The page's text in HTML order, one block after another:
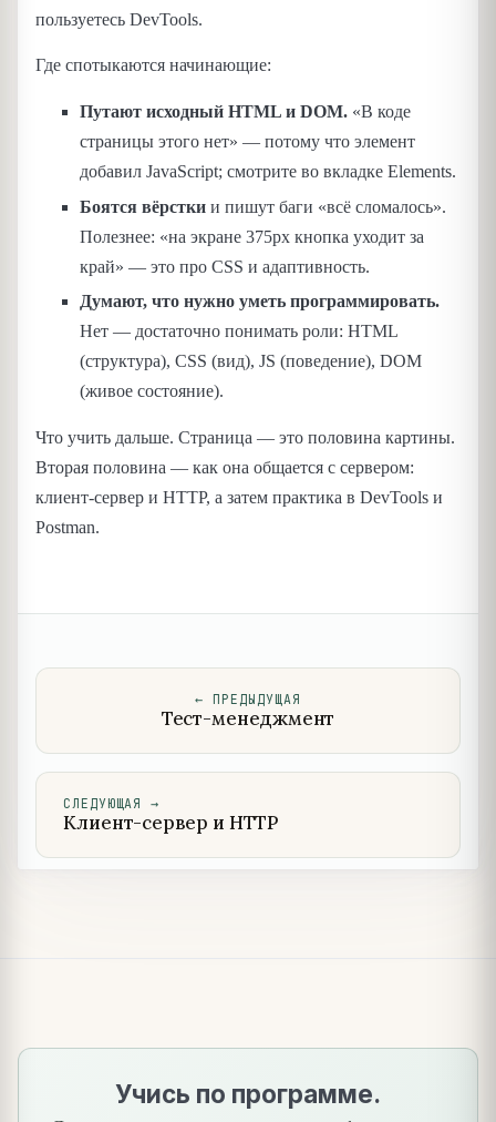
пользуетесь DevTools.
Где спотыкаются начинающие:
Путают исходный HTML и DOM. «В коде
страницы этого нет» — потому что элемент
добавил JavaScript; смотрите во вкладке Elements.
Боятся вёрстки и пишут баги «всё сломалось».
Полезнее: «на экране 375px кнопка уходит за
край» — это про CSS и адаптивность.
Думают, что нужно уметь программировать.
Нет — достаточно понимать роли: HTML
(структура), CSS (вид), JS (поведение), DOM
(живое состояние).
Что учить дальше. Страница — это половина картины.
Вторая половина — как она общается с сервером:
клиент-сервер и HTTP, а затем практика в DevTools и
Postman.
← ПРЕДЫДУЩАЯ
Тест-менеджмент
СЛЕДУЮЩАЯ →
Клиент-сервер и HTTP
Учись по программе.